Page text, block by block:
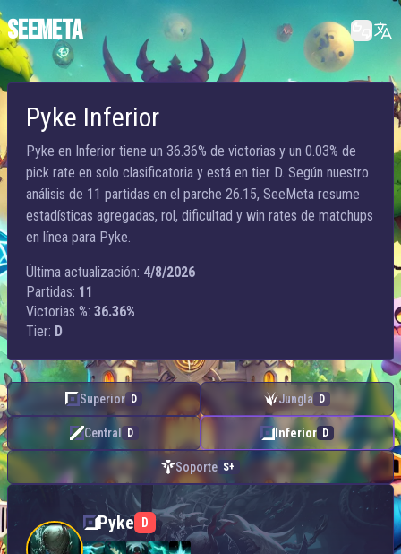
SEEMETA
Pyke Inferior
Pyke en Inferior tiene un 36.36% de victorias y un 0.03% de
pick rate en solo clasificatoria y está en tier D. Según nuestro
análisis de 11 partidas en el parche 26.15, SeeMeta resume
estadísticas agregadas, rol, dificultad y win rates de matchups
en línea para Pyke.
Última actualización: 4/8/2026
Partidas: 11
Victorias %: 36.36%
Tier: D
Superior D Jungla D
Central D Inferior D
Soporte S+
Pyke — Inferior
Pyke D